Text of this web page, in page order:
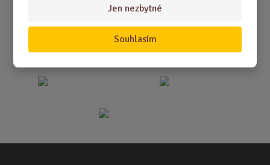
Jen nezbytné
Souhlasím